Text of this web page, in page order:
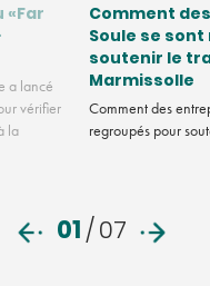
«Far
a lancé
vérifier
la
Comment
Soule se
soutenir le
Marmissolle
Comment des
regroupés pour
01/07